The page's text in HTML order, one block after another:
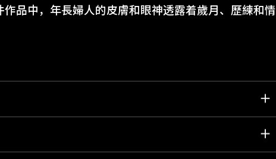
品中，年長婦人的皮膚和眼神透露着歲月、歷練和情